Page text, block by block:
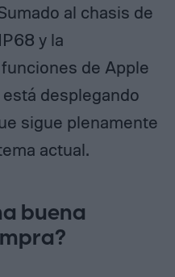
al chasis de
y la
de Apple
desplegando
sigue plenamente
actual.
buena